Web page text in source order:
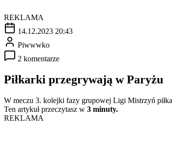
REKLAMA
14.12.2023 20:43
Piwwwko
2 komentarze
Piłkarki przegrywają w Paryżu
W meczu 3. kolejki fazy grupowej Ligi Mistrzyń
Ten artykuł przeczytasz w 3 minuty.
REKLAMA